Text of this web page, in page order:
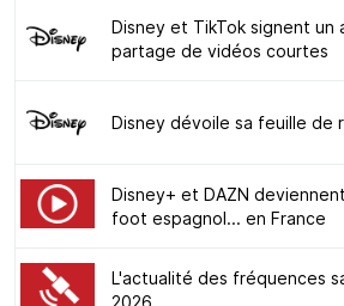
Disney et TikTok signent un
partage de vidéos courtes
Disney dévoile sa feuille de
Disney+ et DAZN
foot espagnol... en France
L'actualité des fréquences
2026